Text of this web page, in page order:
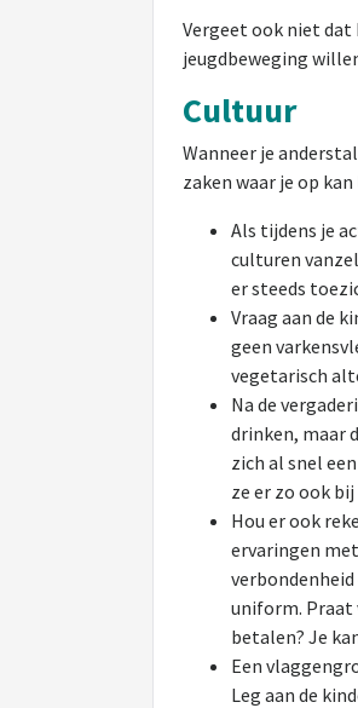
Vergeet ook niet dat
jeugdbeweging
Cultuur
Wanneer je
zaken waar je op
Als tijdens je
culturen
er steeds
Vraag aan de
geen
vegetarisch
Na de
drinken, maar
zich al snel
ze er zo ook
Hou er ook
ervaringen
uniform. Praat
betalen? Je
Een
Leg aan de